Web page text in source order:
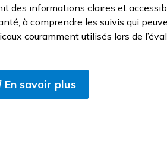
des informations claires et
à comprendre les suivis qui
couramment utilisés lors de
En savoir plus